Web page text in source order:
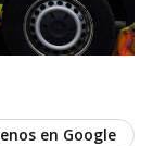
en Google